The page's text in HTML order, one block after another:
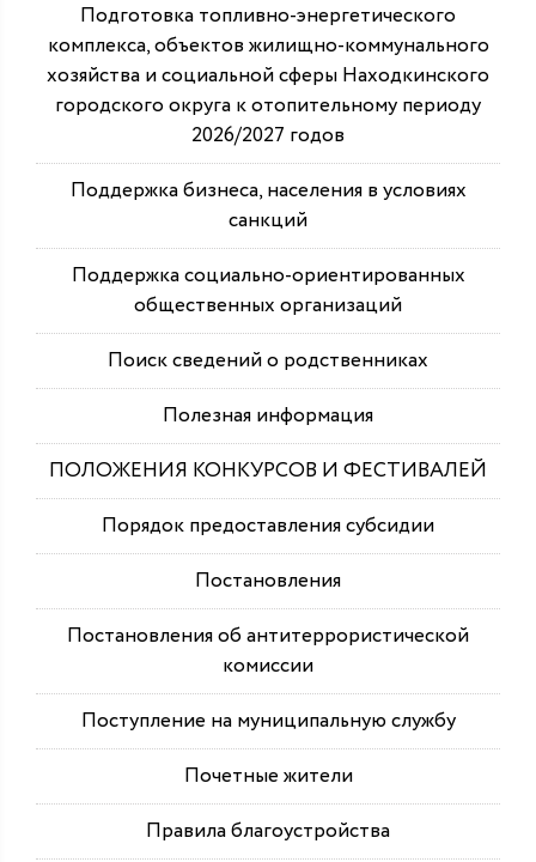
Подготовка топливно-энергетического
комплекса, объектов жилищно-коммунального
хозяйства и социальной сферы Находкинского
городского округа к отопительному периоду
2026/2027 годов
Поддержка бизнеса, населения в условиях
санкций
Поддержка социально-ориентированных
общественных организаций
Поиск сведений о родственниках
Полезная информация
ПОЛОЖЕНИЯ КОНКУРСОВ И ФЕСТИВАЛЕЙ
Порядок предоставления субсидии
Постановления
Постановления об антитеррористической
комиссии
Поступление на муниципальную службу
Почетные жители
Правила благоустройства